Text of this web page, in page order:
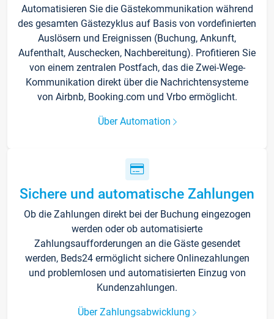
Automatisieren Sie die Gästekommunikation während
des gesamten Gästezyklus auf Basis von vordefinierten
Auslösern und Ereignissen (Buchung, Ankunft,
Aufenthalt, Auschecken, Nachbereitung). Profitieren Sie
von einem zentralen Postfach, das die Zwei-Wege-
Kommunikation direkt über die Nachrichtensysteme
von Airbnb, Booking.com und Vrbo ermöglicht.
Über Automation
Sichere und automatische Zahlungen
Ob die Zahlungen direkt bei der Buchung eingezogen
werden oder ob automatisierte
Zahlungsaufforderungen an die Gäste gesendet
werden, Beds24 ermöglicht sichere Onlinezahlungen
und problemlosen und automatisierten Einzug von
Kundenzahlungen.
Über Zahlungsabwicklung